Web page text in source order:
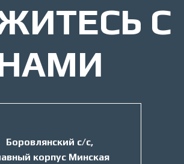
С
Боровлянский с/c,
корпус Минская